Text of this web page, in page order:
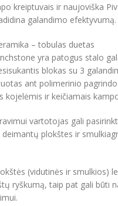
kreiptuvais ir naujoviška
galandimo efektyvumą.
– tobulas duetas
yra patogus stalo
blokas su 3
ant polimerinio
kojelėmis ir keičiamais
vartotojas gali
deimantų plokštes ir
(vidutinės ir smulkios)
ryškumą, taip pat gali būti